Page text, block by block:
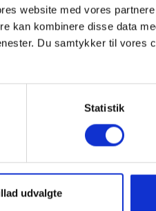
website med vores
kan kombinere disse data
Du samtykker til vores
Statistik
udvalgte